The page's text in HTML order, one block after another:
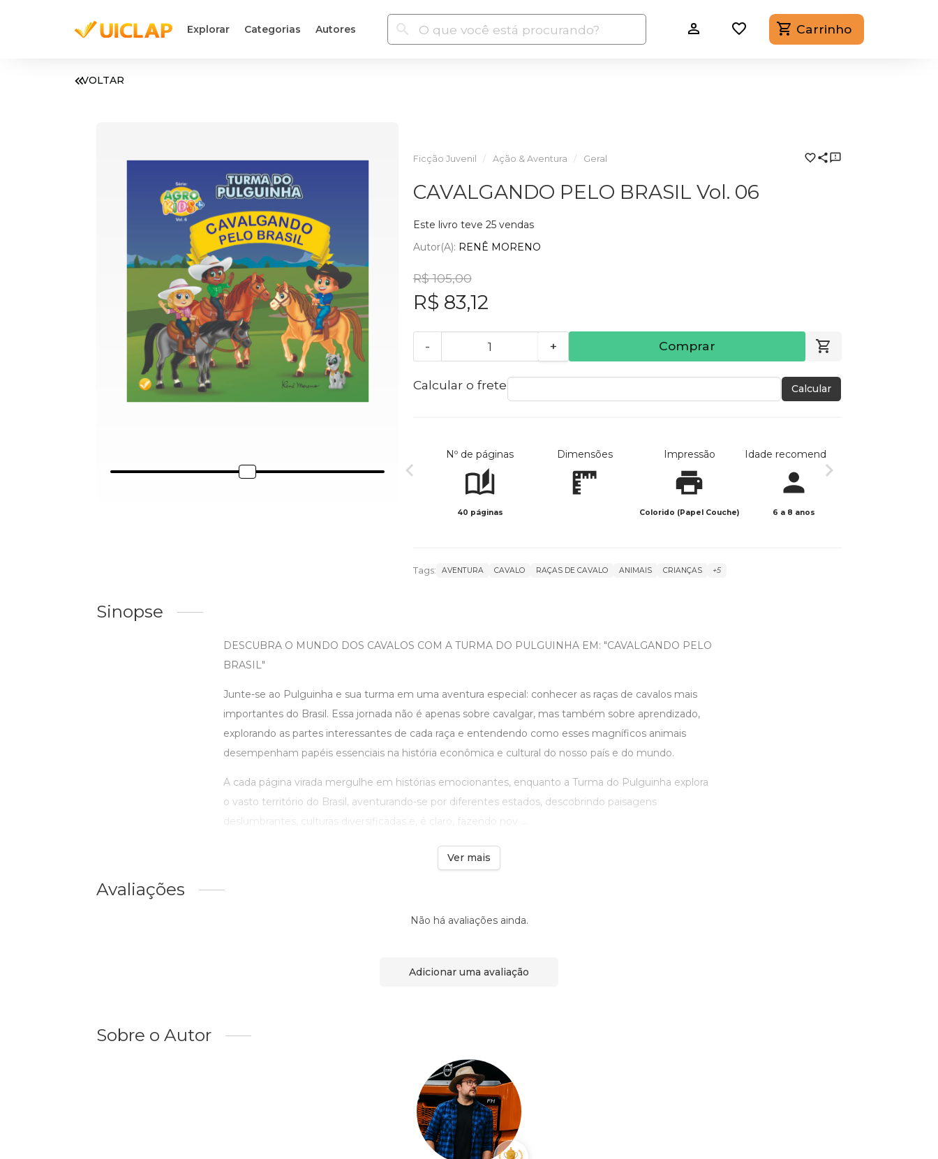
Explorar Categorias Autores Carrinho
VOLTAR
Ficção Juvenil Ação & Aventura Geral
CAVALGANDO PELO BRASIL Vol. 06
Este livro teve 25 vendas
Autor(a): RENÊ MORENO
R$ 105,00
R$ 83,12
- + Comprar
Calcular o frete Calcular
Nº de páginas
40 páginas
Dimensões Impressão
Colorido (Papel Couche)
Idade recomendada
6 a 8 anos
Tags: AVENTURA CAVALO RAÇAS DE CAVALO ANIMAIS CRIANÇAS +5
Sinopse
DESCUBRA O MUNDO DOS CAVALOS COM A TURMA DO PULGUINHA EM: "CAVALGANDO PELO
BRASIL"
Junte-se ao Pulguinha e sua turma em uma aventura especial: conhecer as raças de cavalos mais
importantes do Brasil. Essa jornada não é apenas sobre cavalgar, mas também sobre aprendizado,
explorando as partes interessantes de cada raça e entendendo como esses magníficos animais
desempenham papéis essenciais na história econômica e cultural do nosso país e do mundo.
A cada página virada mergulhe em histórias emocionantes, enquanto a Turma do Pulguinha explora
o vasto território do Brasil, aventurando-se por diferentes estados, descobrindo paisagens
deslumbrantes, culturas diversificadas e, é claro, fazendo nov ...
Ver mais
Avaliações
Não há avaliações ainda.
Adicionar uma avaliação
Sobre o Autor